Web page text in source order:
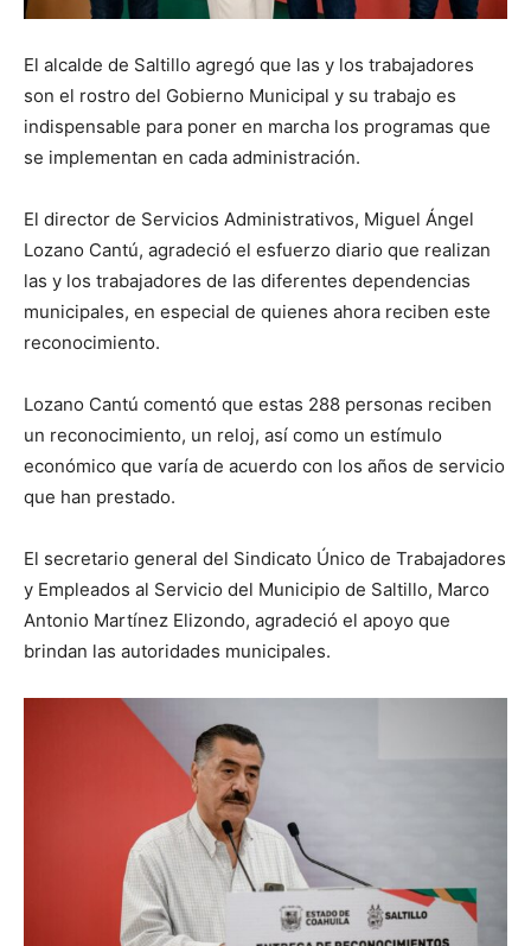
El alcalde de Saltillo agregó que las y los trabajadores
son el rostro del Gobierno Municipal y su trabajo es
indispensable para poner en marcha los programas que
se implementan en cada administración.
El director de Servicios Administrativos, Miguel Ángel
Lozano Cantú, agradeció el esfuerzo diario que realizan
las y los trabajadores de las diferentes dependencias
municipales, en especial de quienes ahora reciben este
reconocimiento.
Lozano Cantú comentó que estas 288 personas reciben
un reconocimiento, un reloj, así como un estímulo
económico que varía de acuerdo con los años de servicio
que han prestado.
El secretario general del Sindicato Único de Trabajadores
y Empleados al Servicio del Municipio de Saltillo, Marco
Antonio Martínez Elizondo, agradeció el apoyo que
brindan las autoridades municipales.